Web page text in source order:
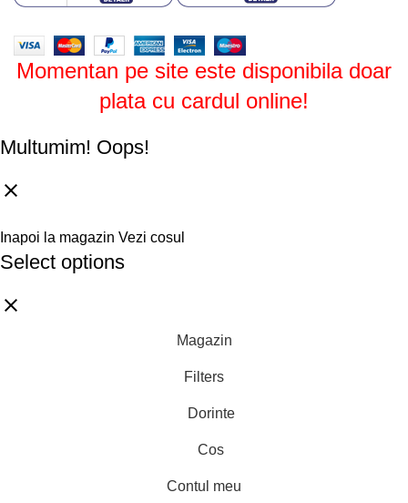
Momentan pe site este disponibila doar
plata cu cardul online!
Multumim! Oops!
Inapoi la magazin Vezi cosul
Select options
Magazin
Filters
Dorinte
Cos
Contul meu